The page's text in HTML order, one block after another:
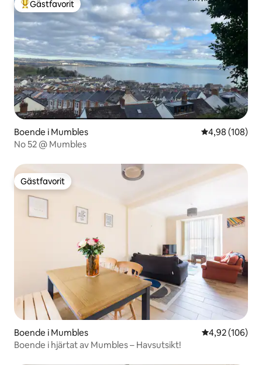
Populär gästfavorit
Gästfavorit
Boende i Mumbles 4,98 av 5 i
4,98 (108)
No 52 @ Mumbles
Gästfavorit
Gästfavorit
Boende i Mumbles 4,92 av 5 i
4,92 (106)
Boende i hjärtat av Mumbles – Havsutsikt!